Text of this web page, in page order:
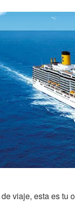
viaje, esta es tu